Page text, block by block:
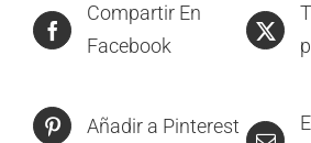
Compartir En
Facebook
Añadir a Pinterest